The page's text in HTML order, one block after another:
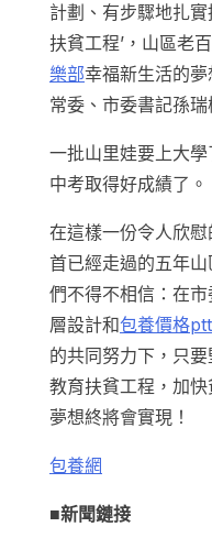
計劃、有步驟地扎實
扶貧工程’，山區老
樂部幸福新生活的
常委、市委書記孫瑞
一批山里娃要上大學
中考取得好成績了。
在這樣一份令人欣
首已經走過的五年
們不得不相信：在
層設計和包養價格ptt
的共同努力下，只
教育扶貧工程，加
夢想終將會實現！
包養網
■新聞鏈接